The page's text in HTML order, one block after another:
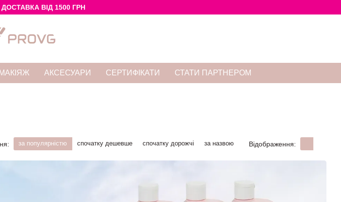
ВІД 1500 ГРН
МАКІЯЖ АКСЕСУАРИ СЕРТИФІКАТИ СТАТИ ПАРТНЕРОМ
за популярністю спочатку дешевше спочатку дорожчі за назвою Відображення: